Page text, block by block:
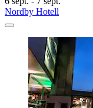
Nordby Hotell